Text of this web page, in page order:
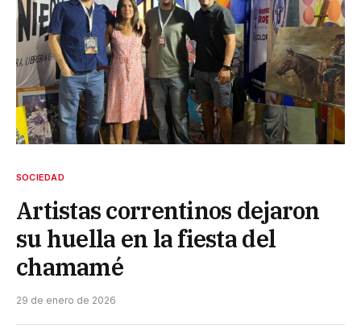
SOCIEDAD
Artistas correntinos dejaron
su huella en la fiesta del
chamamé
29 de enero de 2026